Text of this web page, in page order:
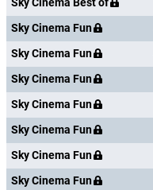
Sky Cinema Best of
Sky Cinema Fun
Sky Cinema Fun
Sky Cinema Fun
Sky Cinema Fun
Sky Cinema Fun
Sky Cinema Fun
Sky Cinema Fun